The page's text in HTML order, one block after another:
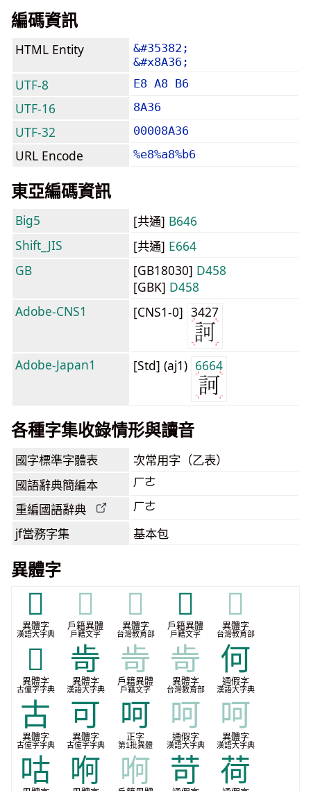
編碼資訊
HTML Entity
&#35382;
&#x8A36;
UTF-8 E8 A8 B6
UTF-16 8A36
UTF-32 00008A36
URL Encode %e8%a8%b6
東亞編碼資訊
Big5 [共通] B646
Shift_JIS
[共通] E664
GB
[GB18030] D458
[GBK] D458
Adobe-CNS1
[CNS1-0] 3427
Adobe-Japan1 [Std] (aj1) 6664
各種字集收錄情形與讀音
國字標準字體表 次常用字（乙表）
國語辭典簡編本 ㄏㄜ
重編國語辭典 ㄏㄜ
jf當務字集 基本包
異體字
𧪆
異體字
漢語大字典
𧪆
戶籍異體
戶籍文字
𧪆
異體字
台灣教育部
𧬱
戶籍異體
戶籍文字
𧬱
異體字
台灣教育部
𬤐
異體字
古僮字字典
㱒
異體字
漢語大字典
㱒
戶籍異體
戶籍文字
㱒
異體字
台灣教育部
何
通假字
漢語大字典
古
異體字
古僮字字典
可
異體字
古僮字字典
呵
正字
第1批異體
呵
通假字
漢語大字典
呵
異體字
漢語大字典
咕 哬 哬 苛 荷